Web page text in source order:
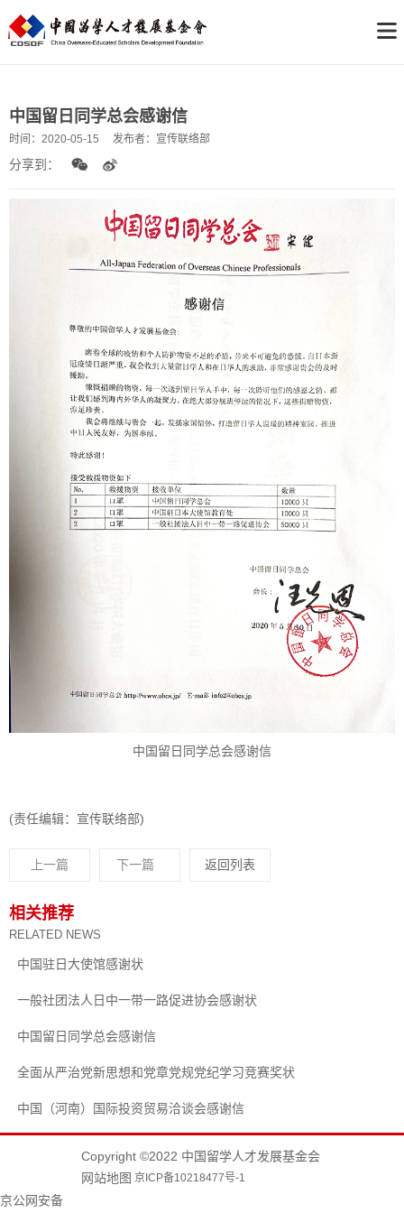
中国留日同学总会感谢信
时间： 2020-05-15 发布者： 宣传联络部
分享到：
中国留日同学总会感谢信
(责任编辑：宣传联络部)
上一篇 下一篇 返回列表
相关推荐
RELATED NEWS
中国驻日大使馆感谢状
一般社团法人日中一带一路促进协会感谢状
中国留日同学总会感谢信
全面从严治党新思想和党章党规党纪学习竞赛奖状
中国（河南）国际投资贸易洽谈会感谢信
Copyright ©2022 中国留学人才发展基金会
网站地图 京ICP备10218477号-1
京公网安备